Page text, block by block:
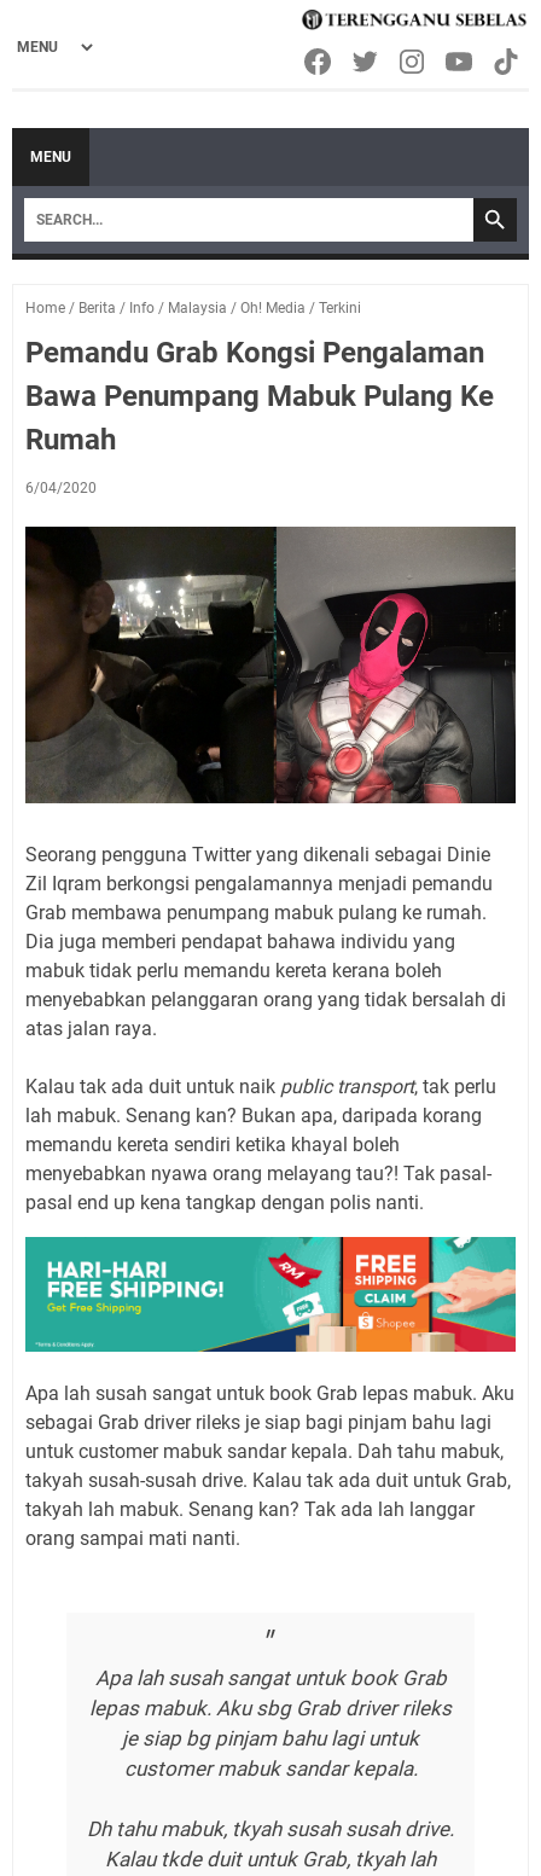
MENU
Home / Berita / Info / Malaysia / Oh! Media / Terkini
Pemandu Grab Kongsi Pengalaman
Bawa Penumpang Mabuk Pulang Ke
Rumah
6/04/2020
Seorang pengguna Twitter yang dikenali sebagai Dinie
Zil Iqram berkongsi pengalamannya menjadi pemandu
Grab membawa penumpang mabuk pulang ke rumah.
Dia juga memberi pendapat bahawa individu yang
mabuk tidak perlu memandu kereta kerana boleh
menyebabkan pelanggaran orang yang tidak bersalah di
atas jalan raya.
Kalau tak ada duit untuk naik public transport, tak perlu
lah mabuk. Senang kan? Bukan apa, daripada korang
memandu kereta sendiri ketika khayal boleh
menyebabkan nyawa orang melayang tau?! Tak pasal-
pasal end up kena tangkap dengan polis nanti.
Apa lah susah sangat untuk book Grab lepas mabuk. Aku
sebagai Grab driver rileks je siap bagi pinjam bahu lagi
untuk customer mabuk sandar kepala. Dah tahu mabuk,
takyah susah-susah drive. Kalau tak ada duit untuk Grab,
takyah lah mabuk. Senang kan? Tak ada lah langgar
orang sampai mati nanti.
Apa lah susah sangat untuk book Grab
lepas mabuk. Aku sbg Grab driver rileks
je siap bg pinjam bahu lagi untuk
customer mabuk sandar kepala.
Dh tahu mabuk, tkyah susah susah drive.
Kalau tkde duit untuk Grab, tkyah lah